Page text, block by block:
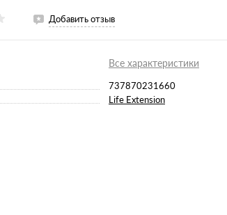
Добавить отзыв
Все характеристики
737870231660
Life Extension